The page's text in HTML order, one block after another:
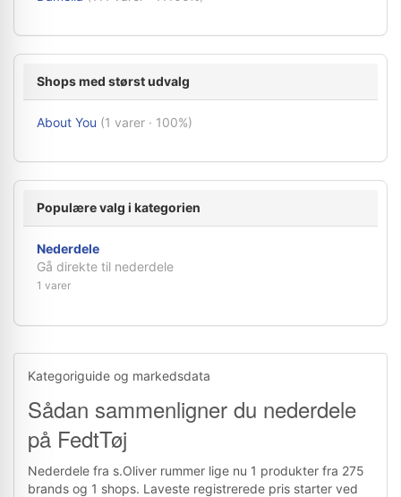
Shops med størst udvalg
About You (1 varer · 100%)
Populære valg i kategorien
Nederdele
Gå direkte til nederdele
1 varer
Kategoriguide og markedsdata
Sådan sammenligner du nederdele
på FedtTøj
Nederdele fra s.Oliver rummer lige nu 1 produkter fra 275
brands og 1 shops. Laveste registrerede pris starter ved